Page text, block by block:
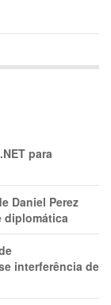
para
Daniel Perez
diplomática
interferência de